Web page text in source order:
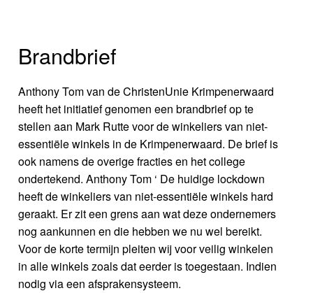
Brandbrief
Anthony Tom van de ChristenUnie Krimpenerwaard
heeft het initiatief genomen een brandbrief op te
stellen aan Mark Rutte voor de winkeliers van niet-
essentiële winkels in de Krimpenerwaard. De brief is
ook namens de overige fracties en het college
ondertekend. Anthony Tom ‘ De huidige lockdown
heeft de winkeliers van niet-essentiële winkels hard
geraakt. Er zit een grens aan wat deze ondernemers
nog aankunnen en die hebben we nu wel bereikt.
Voor de korte termijn pleiten wij voor veilig winkelen
in alle winkels zoals dat eerder is toegestaan. Indien
nodig via een afsprakensysteem.